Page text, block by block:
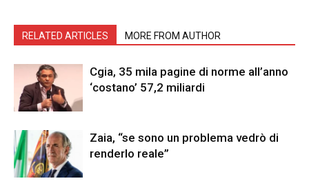
RELATED ARTICLES MORE FROM AUTHOR
Cgia, 35 mila pagine di norme all’anno
‘costano’ 57,2 miliardi
Zaia, “se sono un problema vedrò di
renderlo reale”